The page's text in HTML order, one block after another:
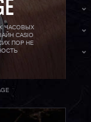
ЧАСОВЫХ
CASIO
ПОР НЕ